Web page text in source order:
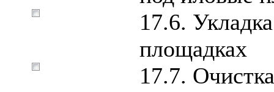
17.6.
площадках
17.7.